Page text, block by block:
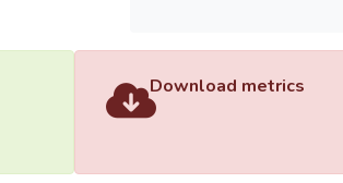
Download metrics